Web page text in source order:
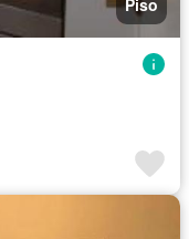
Piso